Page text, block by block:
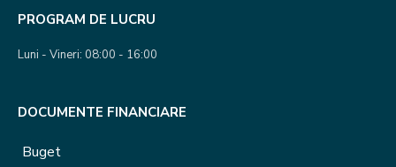
PROGRAM DE LUCRU
Luni - Vineri: 08:00 - 16:00
DOCUMENTE FINANCIARE
Buget